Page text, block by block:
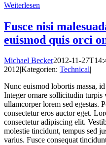
Weiterlesen
Fusce nisi
euismod quis orci
Michael Becker2012-11-
2012|Kategorien: Technical|
Nunc euismod lobortis massa,
Integer ornare sollicitudin
ullamcorper lorem sed egestas.
consectetur eros auctor eget.
consectetur adipiscing elit.
molestie tincidunt, tempus sed
varius. Fusce consequat